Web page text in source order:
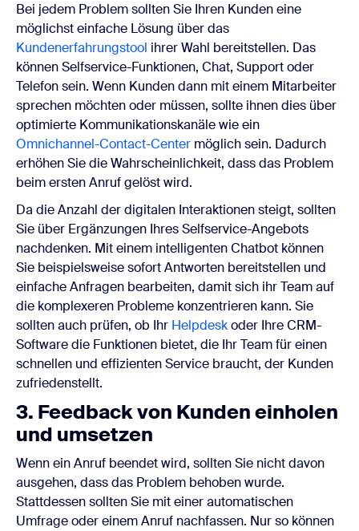
Bei jedem Problem sollten Sie Ihren Kunden eine
möglichst einfache Lösung über das
Kundenerfahrungstool ihrer Wahl bereitstellen. Das
können Selfservice-Funktionen, Chat, Support oder
Telefon sein. Wenn Kunden dann mit einem Mitarbeiter
sprechen möchten oder müssen, sollte ihnen dies über
optimierte Kommunikationskanäle wie ein
Omnichannel-Contact-Center möglich sein. Dadurch
erhöhen Sie die Wahrscheinlichkeit, dass das Problem
beim ersten Anruf gelöst wird.
Da die Anzahl der digitalen Interaktionen steigt, sollten
Sie über Ergänzungen Ihres Selfservice-Angebots
nachdenken. Mit einem intelligenten Chatbot können
Sie beispielsweise sofort Antworten bereitstellen und
einfache Anfragen bearbeiten, damit sich ihr Team auf
die komplexeren Probleme konzentrieren kann. Sie
sollten auch prüfen, ob Ihr Helpdeskoder Ihre CRM-
Software die Funktionen bietet, die Ihr Team für einen
schnellen und effizienten Service braucht, der Kunden
zufriedenstellt.
3. Feedback von Kunden einholen
und umsetzen
Wenn ein Anruf beendet wird, sollten Sie nicht davon
ausgehen, dass das Problem behoben wurde.
Stattdessen sollten Sie mit einer automatischen
Umfrage oder einem Anruf nachfassen. Nur so können